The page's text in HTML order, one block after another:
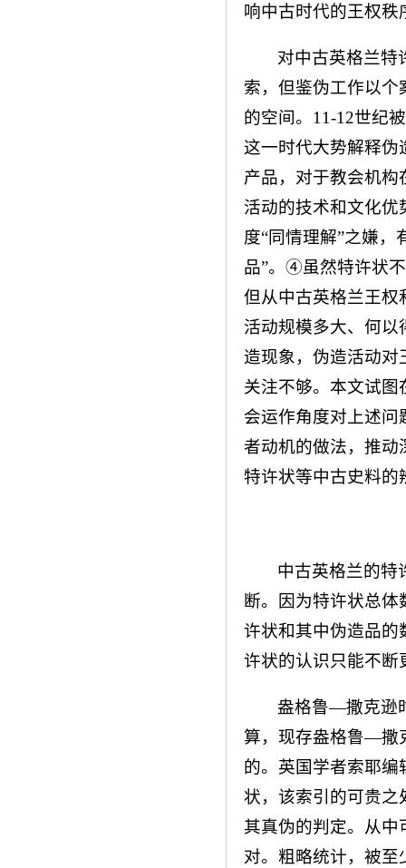
响中古时代的王权秩
对中古英格兰
索，但鉴伪工作以
的空间。11-12世纪
这一时代大势解释
产品，对于教会机
活动的技术和文化
度“同情理解”之嫌，
品”。④虽然特许状
但从中古英格兰王权
活动规模多大、何
造现象，伪造活动对
关注不够。本文试
会运作角度对上述问
者动机的做法，推动
特许状等中古史料的
中古英格兰的特
断。因为特许状总
许状和其中伪造品的
许状的认识只能不断
盎格鲁—撒克逊
算，现存盎格鲁—撒
的。英国学者索耶
状，该索引的可贵之
其真伪的判定。从
对。粗略统计，被